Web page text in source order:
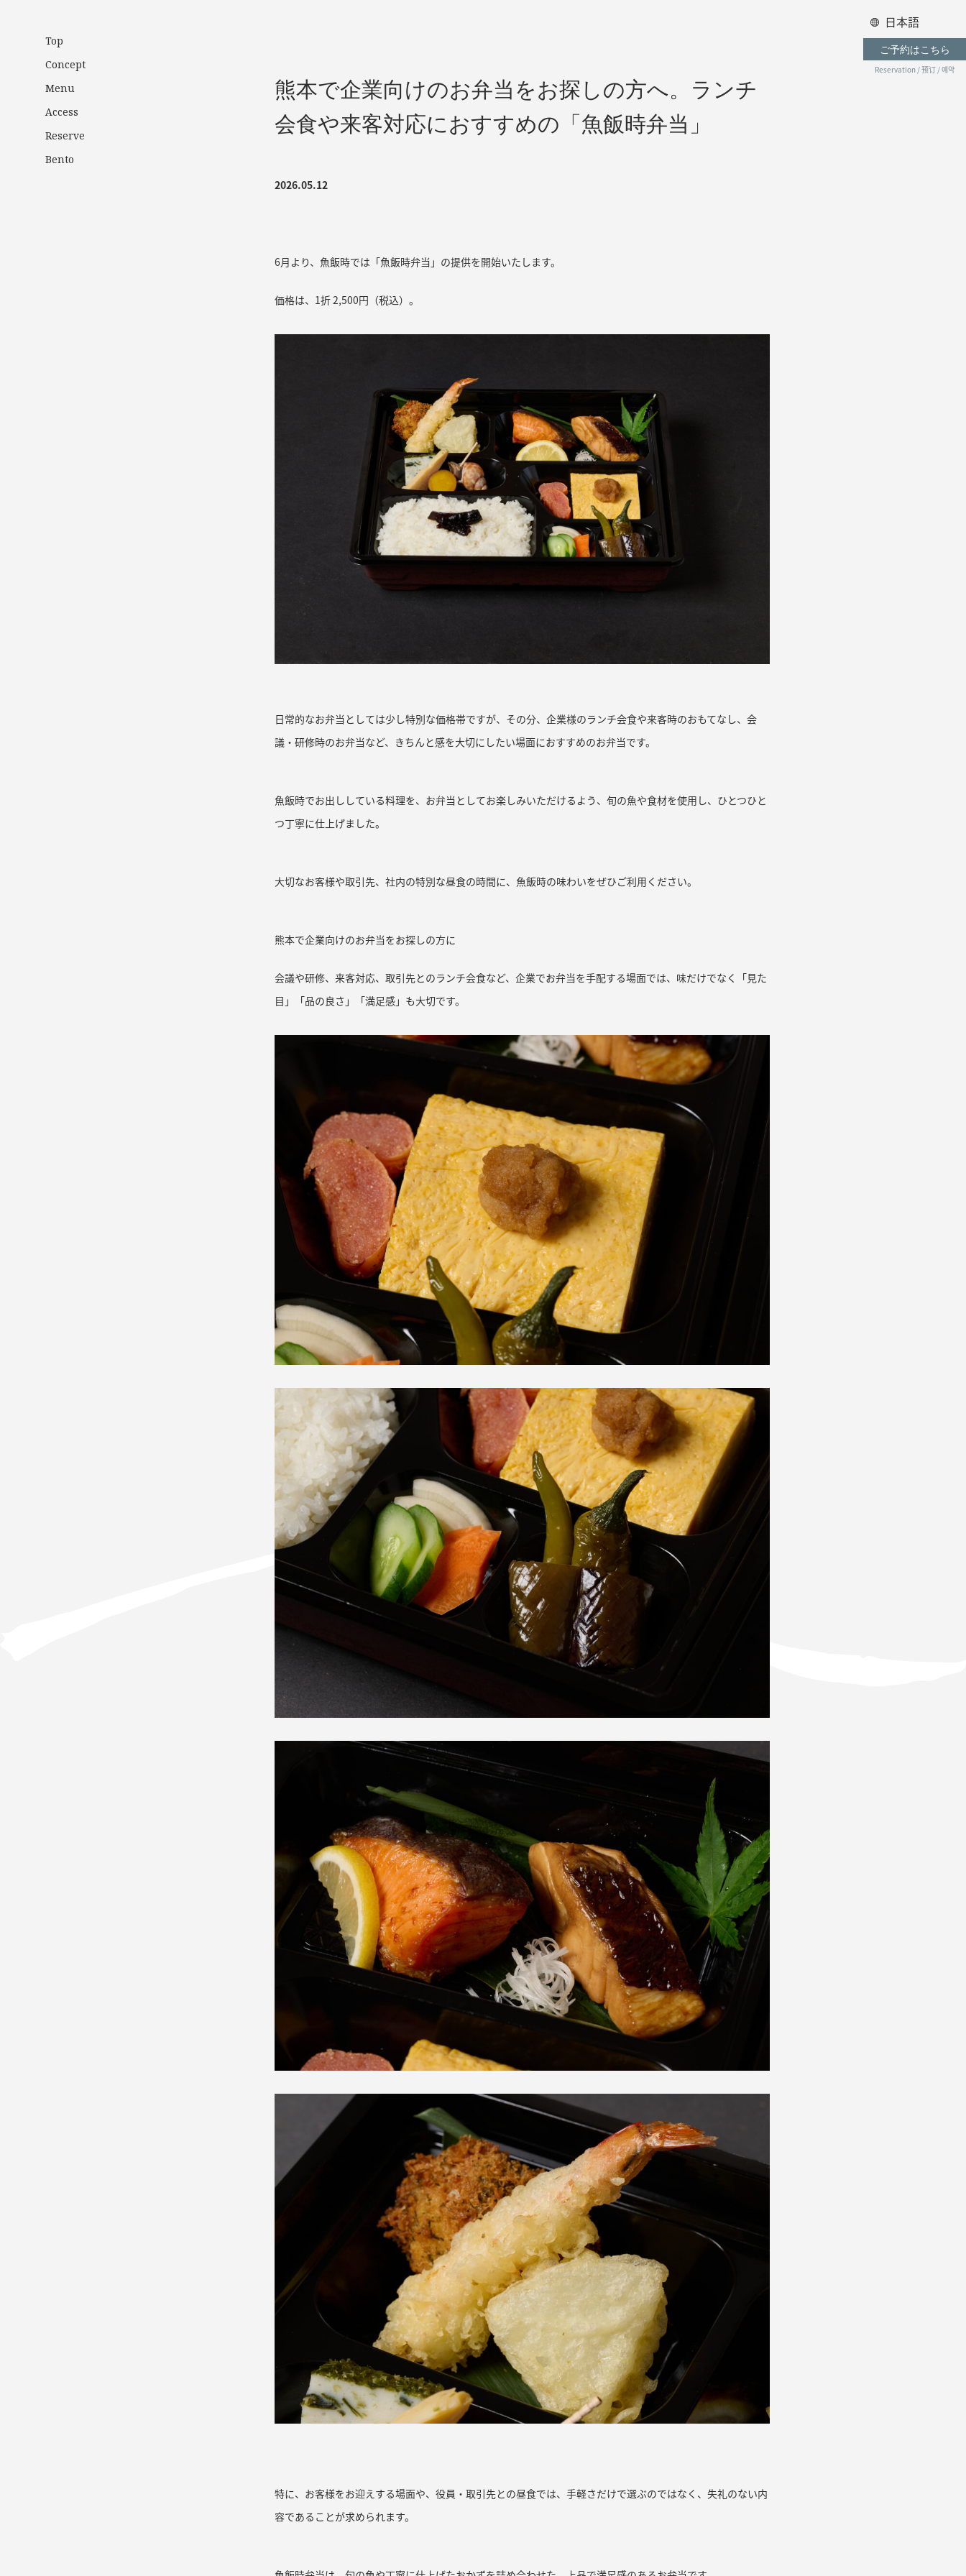
Top
Concept
Menu
Access
Reserve
Bento
日本語
ご予約はこちら
Reservation / 预订 / 예약
熊本で企業向けのお弁当をお探しの方へ。ランチ
会食や来客対応におすすめの「魚飯時弁当」
2026.05.12
6月より、魚飯時では「魚飯時弁当」の提供を開始いたします。
価格は、1折 2,500円（税込）。
日常的なお弁当としては少し特別な価格帯ですが、その分、企業様のランチ会食や来客時のおもてなし、会
議・研修時のお弁当など、きちんと感を大切にしたい場面におすすめのお弁当です。
魚飯時でお出ししている料理を、お弁当としてお楽しみいただけるよう、旬の魚や食材を使用し、ひとつひと
つ丁寧に仕上げました。
大切なお客様や取引先、社内の特別な昼食の時間に、魚飯時の味わいをぜひご利用ください。
熊本で企業向けのお弁当をお探しの方に
会議や研修、来客対応、取引先とのランチ会食など、企業でお弁当を手配する場面では、味だけでなく「見た
目」「品の良さ」「満足感」も大切です。
特に、お客様をお迎えする場面や、役員・取引先との昼食では、手軽さだけで選ぶのではなく、失礼のない内
容であることが求められます。